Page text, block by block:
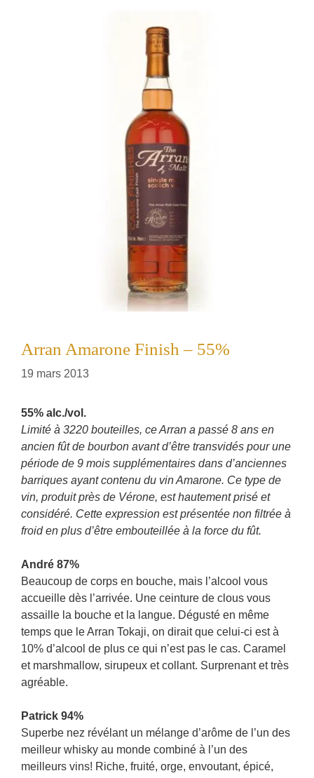
Arran Amarone Finish – 55%
19 mars 2013
55% alc./vol.
Limité à 3220 bouteilles, ce Arran a passé 8 ans en
ancien fût de bourbon avant d’être transvidés pour une
période de 9 mois supplémentaires dans d’anciennes
barriques ayant contenu du vin Amarone. Ce type de
vin, produit près de Vérone, est hautement prisé et
considéré. Cette expression est présentée non filtrée à
froid en plus d’être embouteillée à la force du fût.
André 87%
Beaucoup de corps en bouche, mais l’alcool vous
accueille dès l’arrivée. Une ceinture de clous vous
assaille la bouche et la langue. Dégusté en même
temps que le Arran Tokaji, on dirait que celui-ci est à
10% d’alcool de plus ce qui n’est pas le cas. Caramel
et marshmallow, sirupeux et collant. Surprenant et très
agréable.
Patrick 94%
Superbe nez révélant un mélange d’arôme de l’un des
meilleur whisky au monde combiné à l’un des
meilleurs vins! Riche, fruité, orge, envoutant, épicé,